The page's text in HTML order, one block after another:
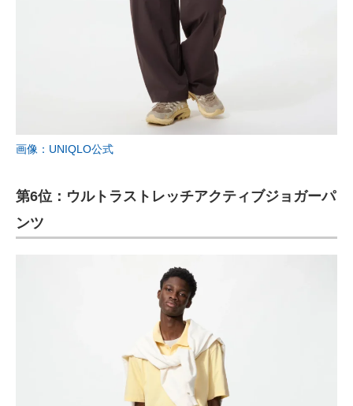
画像：UNIQLO公式
第6位：ウルトラストレッチアクティブジョガーパ
ンツ